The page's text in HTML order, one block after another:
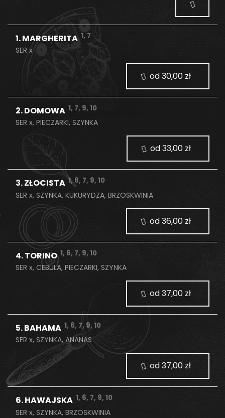
1. MARGHERITA 1, 7
SER x
2. DOMOWA 1, 7, 9, 10
SER x, PIECZARKI, SZYNKA
3. ZŁOCISTA 1, 6, 7, 9, 10
SER x, SZYNKA, KUKURYDZA, BRZOSKWINIA
4. TORINO1, 6, 7, 9, 10
SER x, CEBULA, PIECZARKI, SZYNKA
5. BAHAMA 1, 6, 7, 9, 10
SER x, SZYNKA, ANANAS
6. HAWAJSKA 1, 6, 7, 9, 10
SER x, SZYNKA, BRZOSKWINIA